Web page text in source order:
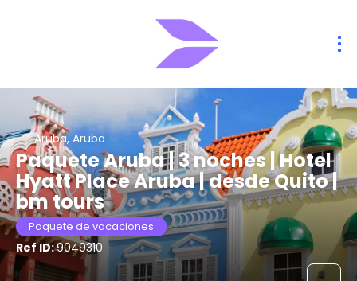
Aruba, Aruba
Paquete Aruba | 3 noches | Hotel
Hyatt Place Aruba | desde Quito |
bm tours
Paquete de vacaciones
Ref ID:9049310